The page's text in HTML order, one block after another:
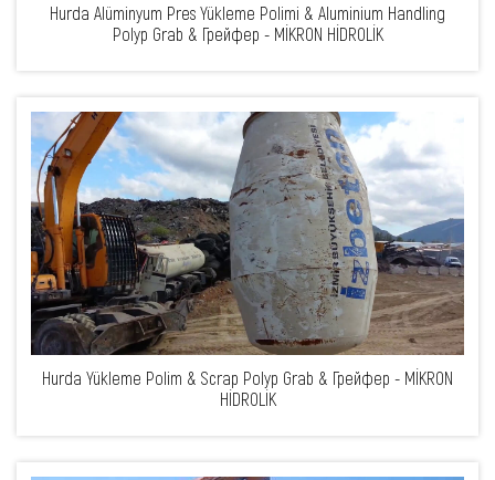
Hurda Alüminyum Pres Yükleme Polimi & Aluminium Handling
Polyp Grab & Грейфер - MİKRON HİDROLİK
Hurda Yükleme Polim & Scrap Polyp Grab & Грейфер - MİKRON
HİDROLİK